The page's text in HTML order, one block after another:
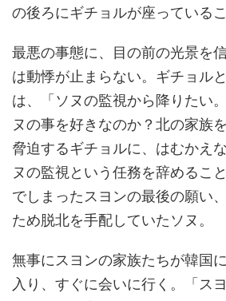
の後ろにギチョルが座っている
最悪の事態に、目の前の光景を
は動悸が止まらない。ギチョル
は、「ソヌの監視から降りたい
ヌの事を好きなのか？北の家族
脅迫するギチョルに、はむかえ
ヌの監視という任務を辞めるこ
でしまったスヨンの最後の願い
ため脱北を手配していたソヌ。
無事にスヨンの家族たちが韓国
入り、すぐに会いに行く。「ス